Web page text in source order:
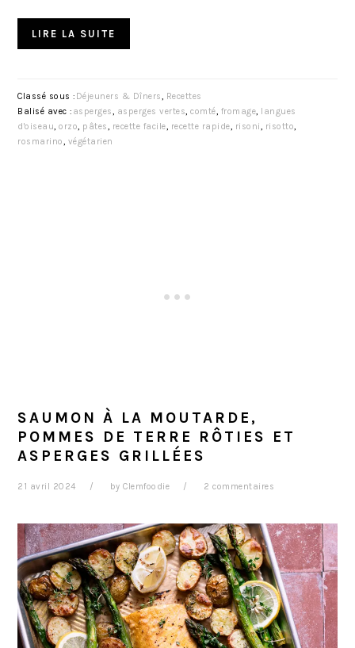
LIRE LA SUITE
Classé sous : Déjeuners & Dîners, Recettes
Balisé avec : asperges, asperges vertes,comté, fromage,
langues
d'oiseau,orzo, pâtes, recette facile, recette rapide, risoni, risotto,
rosmarino, végétarien
SAUMON À LA MOUTARDE,
POMMES DE TERRE RÔTIES ET
ASPERGES GRILLÉES
21 avril 2024 byClemfoodie 2 commentaires